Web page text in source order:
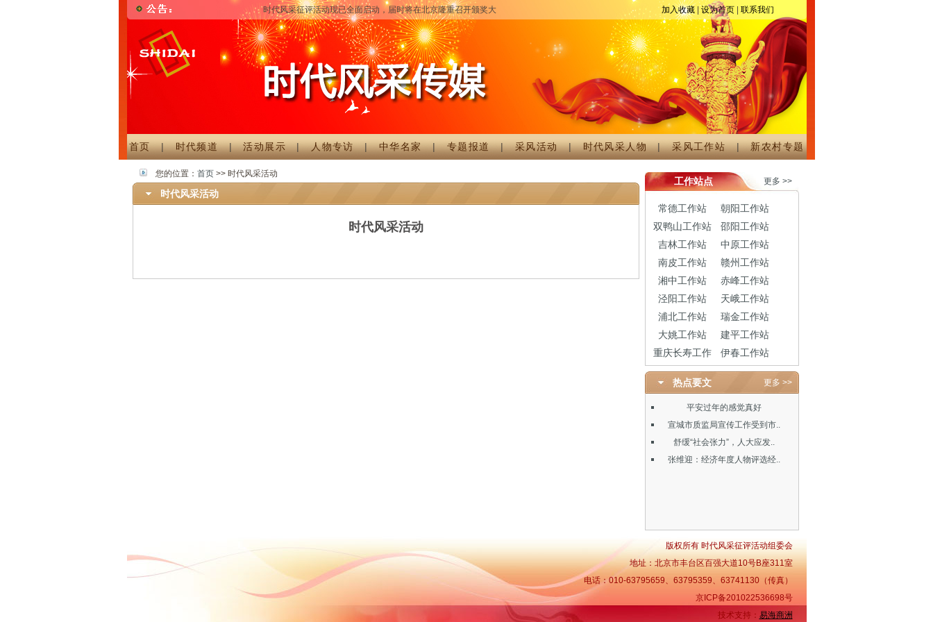
时代风采征评活动现已全面启动，届时将在北京隆重召开颁奖大会，详细情况请致电时代风采征评活动组委会。加入收藏|设为首页| 联系我们
首页|时代频道|活动展示|人物专访|中华名家|专题报道|采风活动|时代风采人物|采风工作站|新农村专题
您的位置： 首页>> 时代风采活动
时代风采活动
时代风采活动
工作站点 更多 >>
常德工作站
朝阳工作站
双鸭山工作站
邵阳工作站
吉林工作站
中原工作站
南皮工作站
赣州工作站
湘中工作站
赤峰工作站
泾阳工作站
天峨工作站
浦北工作站
瑞金工作站
大姚工作站
建平工作站
重庆长寿工作
伊春工作站
热点要文 更多 >>
平安过年的感觉真好
宣城市质监局宣传工作受到市..
舒缓“社会张力”，人大应发..
张维迎：经济年度人物评选经..
版权所有 时代风采征评活动组委会
地址：北京市丰台区百强大道10号B座311室
电话：010-63795659、63795359、63741130（传真）
京ICP备201022536698号
技术支持： 易海商洲